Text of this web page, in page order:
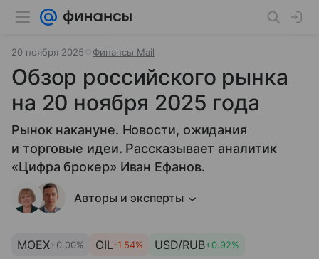
20 ноября 2025 Финансы Mail
Обзор российского рынка
на 20 ноября 2025 года
Рынок накануне. Новости, ожидания
и торговые идеи. Рассказывает аналитик
«Цифра брокер» Иван Ефанов.
Авторы и эксперты
MOEX+0.00% OIL-1.54% USD/RUB+0.92%